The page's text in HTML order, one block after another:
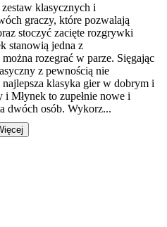
klasycznych i
graczy, które pozwalają
stoczyć zacięte rozgrywki
stanowią jedna z
rozegrać w parze. Sięgając
z pewnością nie
klasyka gier w dobrym i
Młynek to zupełnie nowe i
dwóch osób. Wykorz...